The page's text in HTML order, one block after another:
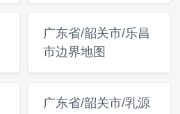
广东省/韶关市/乐昌
市边界地图
广东省/韶关市/乳源